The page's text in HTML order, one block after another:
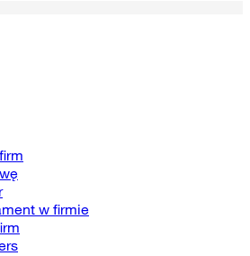
w firmie